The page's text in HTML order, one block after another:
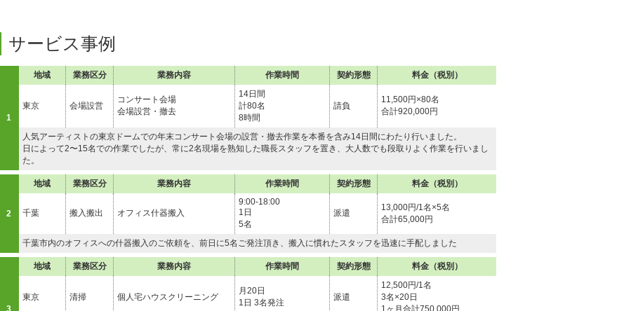
サービス事例
1
地域 業務区分 業務内容 作業時間 契約形態 料金（税別）
東京 会場設営
コンサート会場
会場設営・撤去
14日間
計80名
8時間
請負
11,500円×80名
合計920,000円
人気アーティストの東京ドームでの年末コンサート会場の設営・撤去作業を本番を含み14日間にわたり行いました。
日によって2〜15名での作業でしたが、常に2名現場を熟知した職長スタッフを置き、大人数でも段取りよく作業を行いまし
た。
2
地域 業務区分 業務内容 作業時間 契約形態 料金（税別）
千葉 搬入搬出 オフィス什器搬入
9:00-18:00
1日
5名
派遣
13,000円/1名×5名
合計65,000円
千葉市内のオフィスへの什器搬入のご依頼を、前日に5名ご発注頂き、搬入に慣れたスタッフを迅速に手配しました
3
地域 業務区分 業務内容 作業時間 契約形態 料金（税別）
東京 清掃 個人宅ハウスクリーニング
月20日
1日 3名発注
派遣
12,500円/1名
3名×20日
1ヶ月合計750,000円